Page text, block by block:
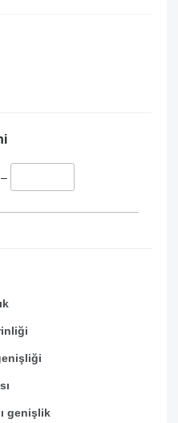
–
genişlik